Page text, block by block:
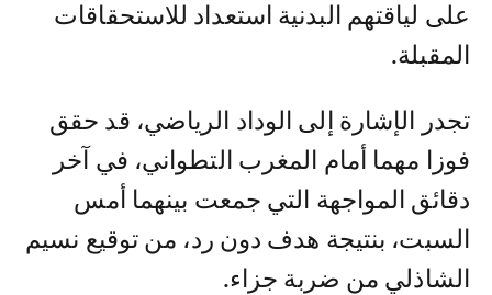
على لياقتهم البدنية استعداد للاستحقاقات
المقبلة.
تجدر الإشارة إلى الوداد الرياضي، قد حقق
فوزا مهما أمام المغرب التطواني، في آخر
دقائق المواجهة التي جمعت بينهما أمس
السبت، بنتيجة هدف دون رد، من توقيع نسيم
الشاذلي من ضربة جزاء.